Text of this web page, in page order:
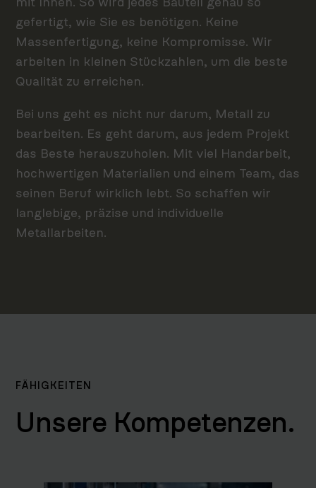
mit Ihnen. So wird jedes Bauteil genau so
gefertigt, wie Sie es benötigen. Keine
Massenfertigung, keine Kompromisse. Wir
arbeiten in kleinen Stückzahlen, um die beste
Qualität zu erreichen.
Bei uns geht es nicht nur darum, Metall zu
bearbeiten. Es geht darum, aus jedem Projekt
das Beste herauszuholen. Mit viel Handarbeit,
hochwertigen Materialien und einem Team, das
seinen Beruf wirklich lebt. So schaffen wir
langlebige, präzise und individuelle
Metallarbeiten.
FÄHIGKEITEN
Unsere Kompetenzen.